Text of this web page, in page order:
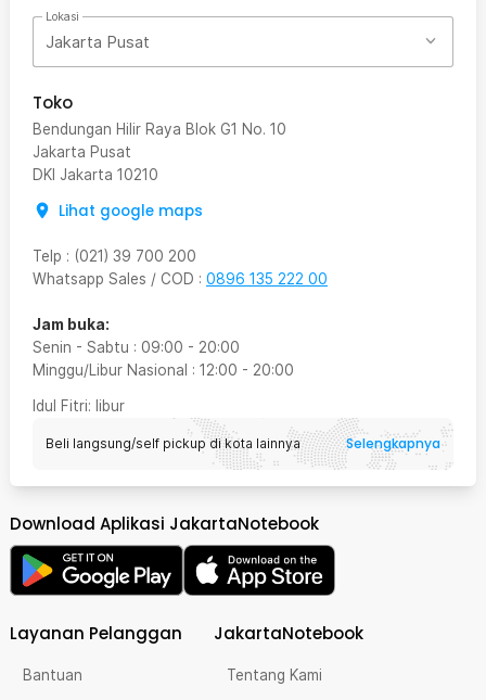
Lokasi
Jakarta Pusat
Toko
Bendungan Hilir Raya Blok G1 No. 10
Jakarta Pusat
DKI Jakarta 10210
Lihat google maps
Telp : (021) 39 700 200
Whatsapp Sales / COD : 0896 135 222 00
Jam buka:
Senin - Sabtu : 09:00 - 20:00
Minggu/Libur Nasional : 12:00 - 20:00
Idul Fitri: libur
Beli langsung/self pickup di kota lainnya Selengkapnya
Download Aplikasi JakartaNotebook
Layanan Pelanggan
Bantuan
JakartaNotebook
Tentang Kami